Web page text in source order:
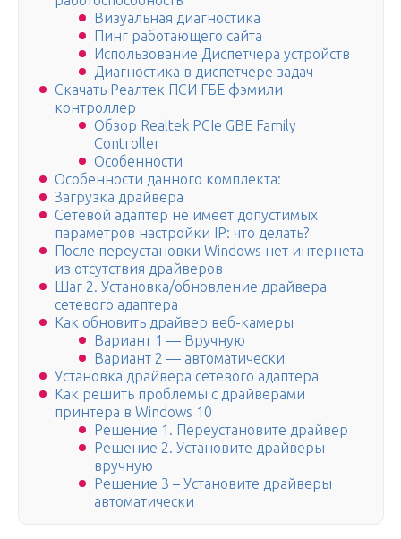
Визуальная диагностика
Пинг работающего сайта
Использование Диспетчера устройств
Диагностика в диспетчере задач
Скачать Реалтек ПСИ ГБЕ фэмили
контроллер
Обзор Realtek PCIe GBE Family
Controller
Особенности
Особенности данного комплекта:
Загрузка драйвера
Сетевой адаптер не имеет допустимых
параметров настройки IP: что делать?
После переустановки Windows нет интернета
из отсутствия драйверов
Шаг 2. Установка/обновление драйвера
сетевого адаптера
Как обновить драйвер веб-камеры
Вариант 1 — Вручную
Вариант 2 — автоматически
Установка драйвера сетевого адаптера
Как решить проблемы с драйверами
принтера в Windows 10
Решение 1. Переустановите драйвер
Решение 2. Установите драйверы
вручную
Решение 3 – Установите драйверы
автоматически